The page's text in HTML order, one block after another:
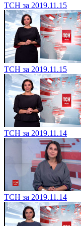
ТСН за 2019.11.15
ТСН за 2019.11.15
ТСН за 2019.11.14
ТСН за 2019.11.14